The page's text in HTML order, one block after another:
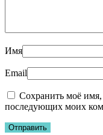
Имя
Email
Сохранить моё имя,
последующих моих